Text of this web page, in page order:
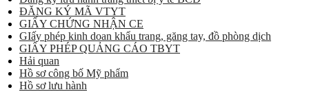
ĐĂNG KÝ MÃ VTYT
GIẤY CHỨNG NHẬN CE
GIấy phép kinh doan khẩu trang, găng tay, đồ phòng dịch
GIẤY PHÉP QUẢNG CÁO TBYT
Hải quan
Hồ sơ công bố Mỹ phẩm
Hồ sơ lưu hành